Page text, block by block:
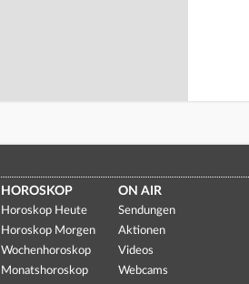
HOROSKOP
Horoskop Heute
Horoskop Morgen
Wochenhoroskop
Monatshoroskop
ON AIR
Sendungen
Aktionen
Videos
Webcams